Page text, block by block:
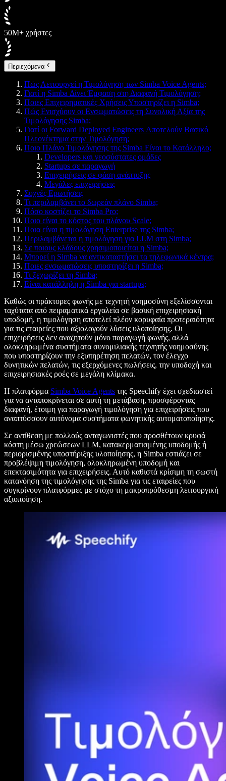
50M+ χρήστες
Περιεχόμενα
Πώς Λειτουργεί η Τιμολόγηση των Simba Voice Agents;
Γιατί η Simba Δίνει Έμφαση στη Διαφανή Τιμολόγηση;
Ποιες Επιχειρηματικές Χρήσεις Υποστηρίζει η Simba;
Πώς Ενισχύουν οι Ενσωματώσεις τη Συνολική Αξία της
Τιμολόγησης Simba;
Γιατί οι Forward Deployed Engineers Αποτελούν Βασικό
Πλεονέκτημα στην Τιμολόγηση;
Ποιο Πλάνο Τιμολόγησης της Simba Είναι το Κατάλληλο;
Developers και νεοσύστατες ομάδες
Startups σε παραγωγή
Επιχειρήσεις σε φάση ανάπτυξης
Μεγάλες επιχειρήσεις
Συχνές Ερωτήσεις
Τι περιλαμβάνει το δωρεάν πλάνο Simba;
Πόσο κοστίζει το Simba Pro;
Ποιο είναι το κόστος του πλάνου Scale;
Ποια είναι η τιμολόγηση Enterprise της Simba;
Περιλαμβάνεται η τιμολόγηση για LLM στη Simba;
Σε ποιους κλάδους χρησιμοποιείται η Simba;
Μπορεί η Simba να αντικαταστήσει τα τηλεφωνικά κέντρα;
Ποιες ενσωματώσεις υποστηρίζει η Simba;
Τι ξεχωρίζει τη Simba;
Είναι κατάλληλη η Simba για startups;
Καθώς οι πράκτορες φωνής με τεχνητή νοημοσύνη εξελίσσονται
ταχύτατα από πειραματικά εργαλεία σε βασική επιχειρησιακή
υποδομή, η τιμολόγηση αποτελεί πλέον κορυφαία προτεραιότητα
για τις εταιρείες που αξιολογούν λύσεις υλοποίησης. Οι
επιχειρήσεις δεν αναζητούν μόνο παραγωγή φωνής, αλλά
ολοκληρωμένα συστήματα συνομιλιακής τεχνητής νοημοσύνης
που υποστηρίζουν την εξυπηρέτηση πελατών, τον έλεγχο
δυνητικών πελατών, τις εξερχόμενες πωλήσεις, την υποδοχή και
επιχειρησιακές ροές σε μεγάλη κλίμακα.
Η πλατφόρμα Simba Voice Agents της Speechify έχει σχεδιαστεί
για να ανταποκρίνεται σε αυτή τη μετάβαση, προσφέροντας
διαφανή, έτοιμη για παραγωγή τιμολόγηση για επιχειρήσεις που
αναπτύσσουν αυτόνομα συστήματα φωνητικής αυτοματοποίησης.
Σε αντίθεση με πολλούς ανταγωνιστές που προσθέτουν κρυφά
κόστη μέσω χρεώσεων LLM, κατακερματισμένης υποδομής ή
περιορισμένης υποστήριξης υλοποίησης, η Simba εστιάζει σε
προβλέψιμη τιμολόγηση, ολοκληρωμένη υποδομή και
επεκτασιμότητα για επιχειρήσεις. Αυτό καθιστά κρίσιμη τη σωστή
κατανόηση της τιμολόγησης της Simba για τις εταιρείες που
συγκρίνουν πλατφόρμες με στόχο τη μακροπρόθεσμη λειτουργική
αξιοποίηση.